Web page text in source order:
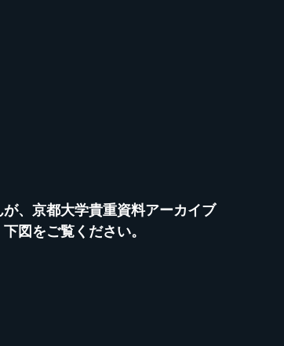
、京都大学貴重資料アーカイブ
図をご覧ください。